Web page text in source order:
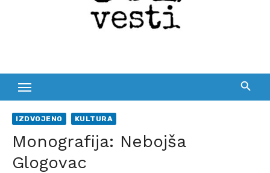
IZDVOJENO KULTURA
Monografija: Nebojša
Glogovac